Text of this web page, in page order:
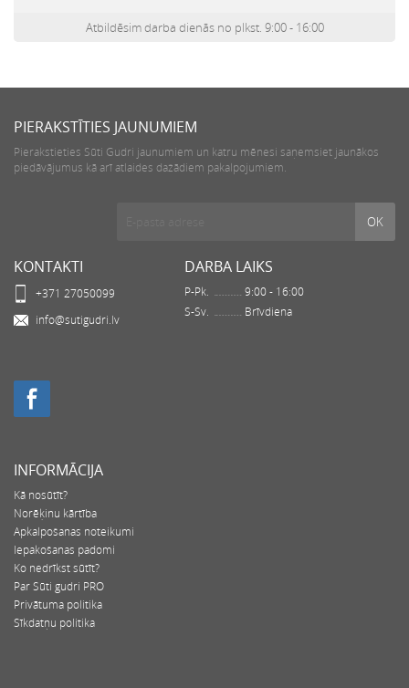
Atbildēsim darba dienās no plkst. 9:00 - 16:00
PIERAKSTĪTIES JAUNUMIEM
Pierakstieties Sūti Gudri jaunumiem un katru mēnesi saņemsiet jaunākos
piedāvājumus kā arī atlaides dažādiem pakalpojumiem.
KONTAKTI
+371 27050099
info@sutigudri.lv
DARBA LAIKS
P-Pk.
9:00 - 16:00
S-Sv.
Brīvdiena
INFORMĀCIJA
Kā nosūtīt?
Norēķinu kārtība
Apkalpošanas noteikumi
Iepakošanas padomi
Ko nedrīkst sūtīt?
Par Sūti gudri PRO
Privātuma politika
Sīkdatņu politika